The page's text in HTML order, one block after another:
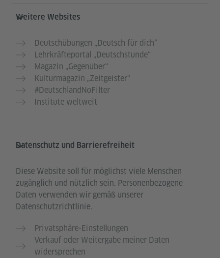
Weitere Websites
Deutschübungen „Deutsch für dich“
Lehrkräfteportal „Deutschstunde“
Magazin „Gegenüber“
Kulturmagazin „Zeitgeister“
#DeutschlandNoFilter
Institute weltweit
Datenschutz und Barrierefreiheit
Diese Website soll für möglichst viele Menschen
zugänglich und nützlich sein. Personenbezogene
Daten verwenden wir gemäß unserer
Datenschutzrichtlinie.
Privatsphäre-Einstellungen
Verkauf oder Weitergabe meiner Daten
widersprechen